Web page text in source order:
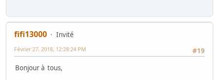
fifi13000
Invité
#19
Février 27, 2018, 12:28:24 PM
Bonjour à tous,